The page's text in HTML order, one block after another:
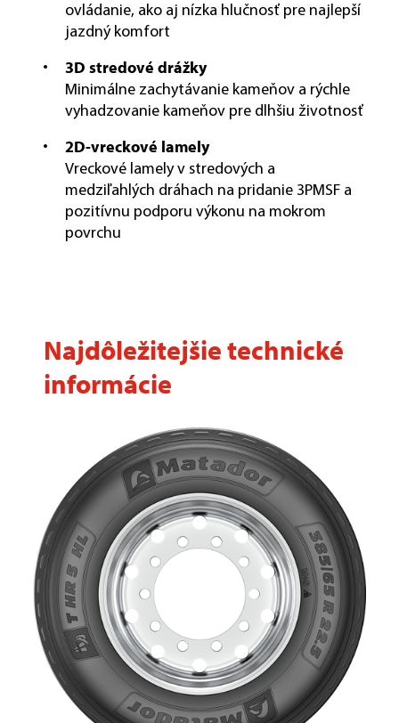
ovládanie, ako aj nízka hlučnosť pre najlepší
jazdný komfort
3D stredové drážky
Minimálne zachytávanie kameňov a rýchle
vyhadzovanie kameňov pre dlhšiu životnosť
2D-vreckové lamely
Vreckové lamely v stredových a
medziľahlých dráhach na pridanie 3PMSF a
pozitívnu podporu výkonu na mokrom
povrchu
Najdôležitejšie technické
informácie